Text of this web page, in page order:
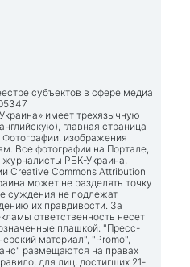
субъектов в сфере медиа
имеет трехязычную
главная страница
Фотографии, изображения
Все фотографии на Портале,
РБК-Украина,
Creative Commons Attribution
может не разделять точку
суждения не подлежат
их правдивости. За
ответственность несет
плашкой: "Пресс-
материал", "Promo",
размещаются на правах
для лиц, достигших 21-